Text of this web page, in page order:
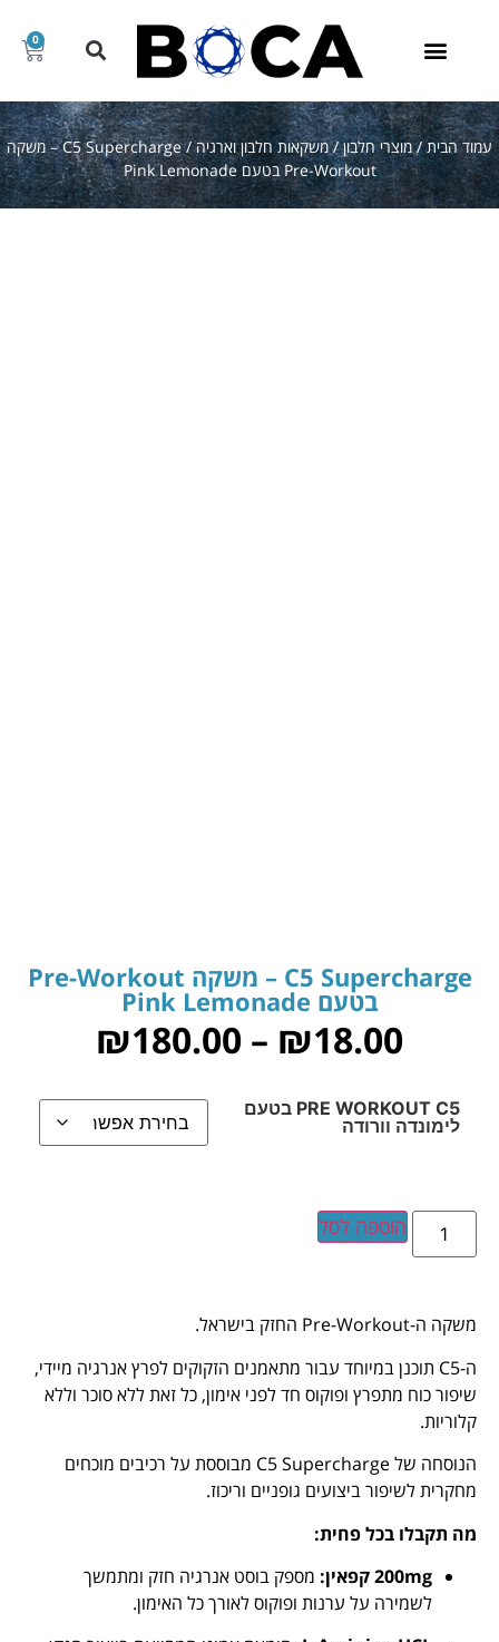
0
עמוד הבית/מוצרי חלבון/משקאות חלבון וארגיה
/ C5 Supercharge – משקה
Pre-Workout בטעם Pink Lemonade
C5 Supercharge – משקה Pre-Workout
בטעם Pink Lemonade
₪18.00
–
₪180.00
PRE WORKOUT C5 בטעם
לימונדה וורודה
הוספה לסל
משקה ה-Pre-Workout החזק בישראל.
ה-C5 תוכנן במיוחד עבור מתאמנים הזקוקים לפרץ אנרגיה מיידי,
שיפור כוח מתפרץ ופוקוס חד לפני אימון, כל זאת ללא סוכר וללא
קלוריות.
הנוסחה של C5 Supercharge מבוססת על רכיבים מוכחים
מחקרית לשיפור ביצועים גופניים וריכוז.
מה תקבלו בכל פחית:
200mg קפאין:
מספק בוסט אנרגיה חזק ומתמשך
לשמירה על ערנות ופוקוס לאורך כל האימון.